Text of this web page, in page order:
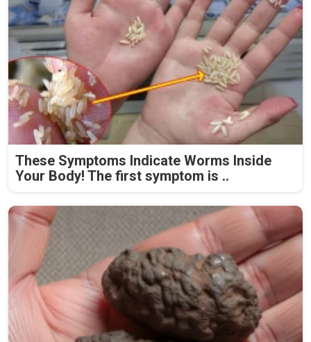
These Symptoms Indicate Worms Inside
Your Body! The first symptom is ..